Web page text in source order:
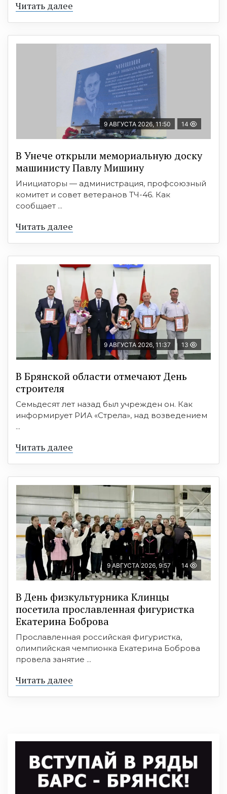
Читать далее
9 АВГУСТА 2026, 11:50 14
В Унече открыли мемориальную доску
машинисту Павлу Мишину
Инициаторы — администрация, профсоюзный
комитет и совет ветеранов ТЧ-46. Как
сообщает ...
Читать далее
9 АВГУСТА 2026, 11:37 13
В Брянской области отмечают День
строителя
Семьдесят лет назад был учрежден он. Как
информирует РИА «Стрела», над возведением
...
Читать далее
9 АВГУСТА 2026, 9:57 14
В День физкультурника Клинцы
посетила прославленная фигуристка
Екатерина Боброва
Прославленная российская фигуристка,
олимпийская чемпионка Екатерина Боброва
провела занятие ...
Читать далее